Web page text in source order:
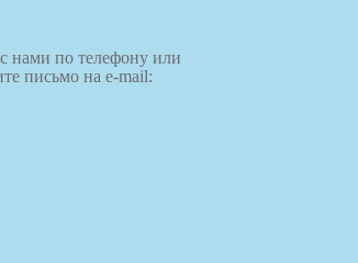
нами по телефону или
письмо на e-mail: